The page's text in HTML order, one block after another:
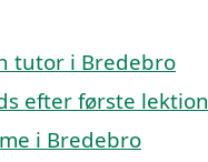
tutor i Bredebro
efter første lektion
i Bredebro